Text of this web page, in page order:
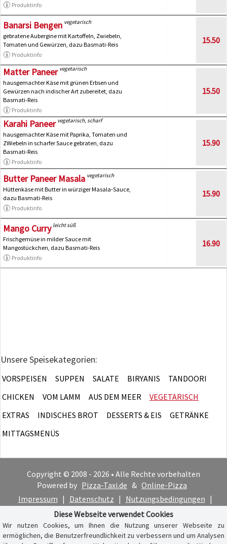
Produktinfo
Banarsi Bengen vegetarisch
gebratene Aubergine mit Kartoffeln, Zwiebeln,
Tomaten und Gewürzen, dazu Basmati-Reis
Produktinfo
15.50
Matter Paneer vegetarisch
hausgemachter Käse mit grünen Erbsen und
Gewürzen nach indischer Art zubereitet, dazu
Basmati-Reis
Produktinfo
15.50
Karahi Paneer vegetarisch, scharf
hausgemachter Käse mit Paprika, Tomaten und
ZWiebeln in scharfer Sauce gebraten, dazu
Basmati-Reis
Produktinfo
15.90
Butter Paneer Masala vegetarisch
Hüttenkäse mit Butter in würziger Masala-Sauce,
dazu Basmati-Reis
Produktinfo
15.90
Mango Curry leicht süß
Frischgemüse in milder Sauce mit
Mangostückchen, dazu Basmati-Reis
Produktinfo
16.90
Unsere Speisekategorien:
VORSPEISEN SUPPEN SALATE BIRYANIS
TANDOORI
CHICKEN
VOM LAMM AUS DEM MEER
VEGETARISCH
EXTRAS
INDISCHES BROT DESSERTS & EIS
GETRÄNKE
MITTAGSMENÜS
Copyright © 2008 - 2026 • Alle Rechte vorbehalten
Powered by Pizza-Taxi.de & Online-Pizza
Impressum | Datenschutz | Nutzungsbedingungen |
Cookie-Hinweis
Diese Webseite verwendet Cookies
Wir nutzen Cookies, um Ihnen die Nutzung unserer Webseite zu
ermöglichen, die Benutzerfreundlichkeit zu verbessern und um Analysen